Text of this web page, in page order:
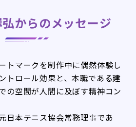
からのメッセージ
トマークを制作中に偶然体験し
トロール効果と、本職である建
の空間が人間に及ぼす精神コン
日本テニス協会常務理事であ